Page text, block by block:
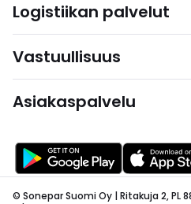
Logistiikan palvelut
Vastuullisuus
Asiakaspalvelu
© Sonepar Suomi Oy | Ritakuja 2, PL